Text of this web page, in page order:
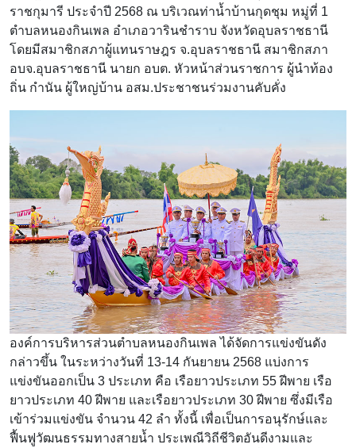
ราชกุมารี ประจำปี 2568 ณ บริเวณท่าน้ำบ้านกุดชุม หมู่ที่ 1
ตำบลหนองกินเพล อำเภอวารินชำราบ จังหวัดอุบลราชธานี
โดยมีสมาชิกสภาผู้แทนราษฎร จ.อุบลราชธานี สมาชิกสภา
อบจ.อุบลราชธานี นายก อบต. หัวหน้าส่วนราชการ ผู้นำท้อง
ถิ่น กำนัน ผู้ใหญ่บ้าน อสม.ประชาชนร่วมงานคับคั่ง
องค์การบริหารส่วนตำบลหนองกินเพล ได้จัดการแข่งขันดัง
กล่าวขึ้น ในระหว่างวันที่ 13-14 กันยายน 2568 แบ่งการ
แข่งขันออกเป็น 3 ประเภท คือ เรือยาวประเภท 55 ฝีพาย เรือ
ยาวประเภท 40 ฝีพาย และเรือยาวประเภท 30 ฝีพาย ซึ่งมีเรือ
เข้าร่วมแข่งขัน จำนวน 42 ลำ ทั้งนี้ เพื่อเป็นการอนุรักษ์และ
ฟื้นฟูวัฒนธรรมทางสายน้ำ ประเพณีวิถีชีวิตอันดีงามและ